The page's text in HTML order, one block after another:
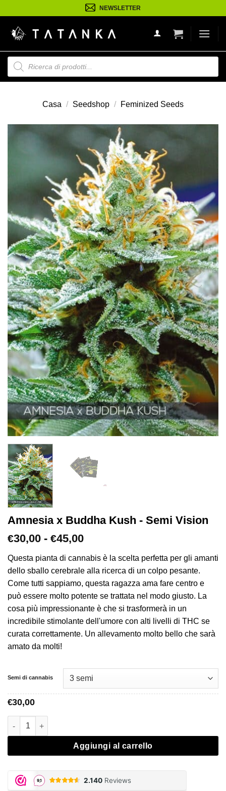
ai
contenuti
NEWSLETTER
Ricerca
prodotti
Casa / Seedshop / Feminized Seeds
Amnesia x Buddha Kush - Semi Vision
€30,00 - €45,00Fascia
prezzo:
da
€30,00
a
€45,00
Questa pianta di cannabis è la scelta perfetta per gli amanti
dello sballo cerebrale alla ricerca di un colpo pesante.
Come tutti sappiamo, questa ragazza ama fare centro e
può essere molto potente se trattata nel modo giusto. La
cosa più impressionante è che si trasformerà in un
incredibile stimolante dell'umore con alti livelli di THC se
curata correttamente. Un allevamento molto bello che sarà
amato da molti!
Semi di cannabis
€30,00
Quantità Amnesia x Buddha Kush - Vision Seeds
Aggiungi al carrello